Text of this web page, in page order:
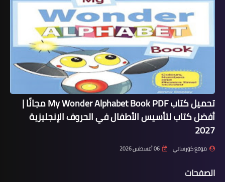
تحميل كتاب My Wonder Alphabet Book PDF مجانًا |
أفضل كتاب لتأسيس الأطفال في الحروف الإنجليزية
2027
موقع كورساتي 06 أغسطس 2026
الصفحات